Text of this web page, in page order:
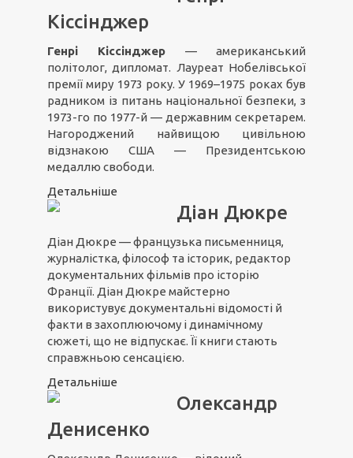
Кіссінджер
Генрі Кіссінджер — американський
політолог, дипломат. Лауреат Нобелівської
премії миру 1973 року. У 1969–1975 роках був
радником із питань національної безпеки, з
1973-го по 1977-й — державним секретарем.
Нагороджений найвищою цивільною
відзнакою США — Президентською
медаллю свободи.
Детальніше
Діан Дюкре
Діан Дюкре — французька письменниця,
журналістка, філософ та історик, редактор
документальних фільмів про історію
Франції. Діан Дюкре майстерно
використувує документальні відомості й
факти в захоплюючому і динамічному
сюжеті, що не відпускає. Її книги стають
справжньою сенсацією.
Детальніше
Олександр
Денисенко